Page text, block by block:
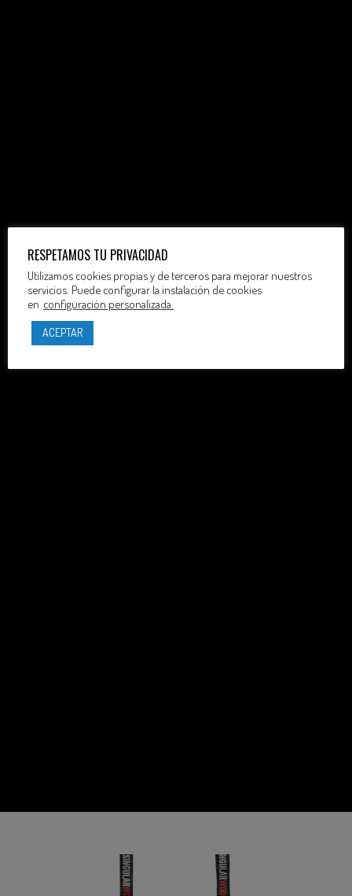
RESPETAMOS TU PRIVACIDAD
Utilizamos cookies propias y de terceros para mejorar nuestros
servicios. Puede configurar la instalación de cookies
en configuración personalizada.
ACEPTAR